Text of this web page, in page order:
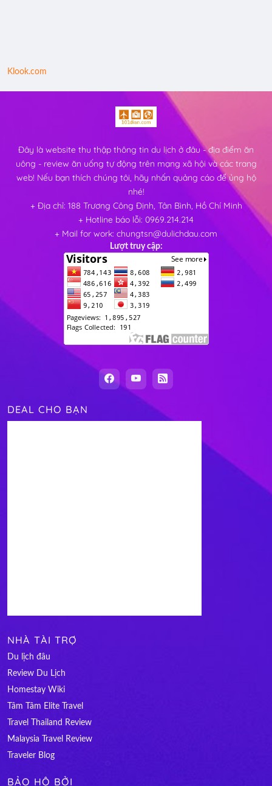
Klook.com
Đây là website thu thập thông tin du lịch ở đâu - địa điểm ăn
uông - review ăn uống tự động trên mạng xã hội và các trang
web! Nếu bạn thích chúng tôi, hãy nhấn quảng cáo để ủng hộ
nhé!
+ Địa chỉ: 188 Trương Công Định, Tân Bình, Hồ Chí Minh
+ Hotline báo lỗi: 0969.214.214
+ Mail for work: chungtsn@dulichdau.com
Lượt truy cập:
DEAL CHO BẠN
NHÀ TÀI TRỢ
Du lịch đâu
Review Du Lịch
Homestay Wiki
Tâm Tâm Elite Travel
Travel Thailand Review
Malaysia Travel Review
Traveler Blog
BẢO HỘ BỞI